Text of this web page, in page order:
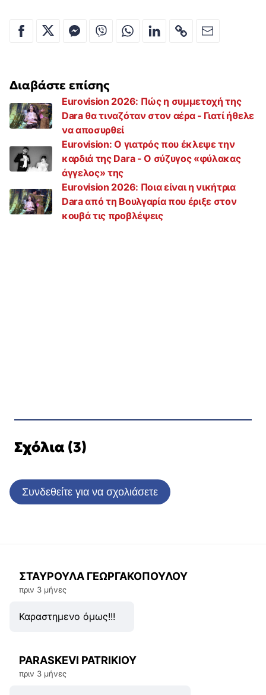
Διαβάστε επίσης
Eurovision 2026: Πώς η συμμετοχή της
Dara θα τιναζόταν στον αέρα - Γιατί ήθελε
να αποσυρθεί
Eurovision: Ο γιατρός που έκλεψε την
καρδιά της Dara - Ο σύζυγος «φύλακας
άγγελος» της
Eurovision 2026: Ποια είναι η νικήτρια
Dara από τη Βουλγαρία που έριξε στον
κουβά τις προβλέψεις
Σχόλια (3)
Συνδεθείτε για να σχολιάσετε
ΣΤΑΥΡΟΥΛΑ ΓΕΩΡΓΑΚΟΠΟΥΛΟΥ
πριν 3 μήνες
Καραστημενο όμως!!!
PARASKEVI PATRIKIOY
πριν 3 μήνες